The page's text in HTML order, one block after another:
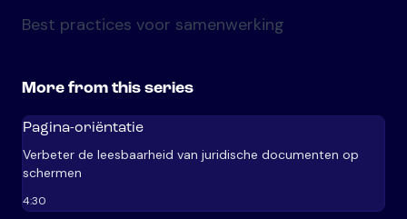
Best practices voor samenwerking
More from this series
Pagina-oriëntatie
Verbeter de leesbaarheid van juridische documenten op
schermen
4:30